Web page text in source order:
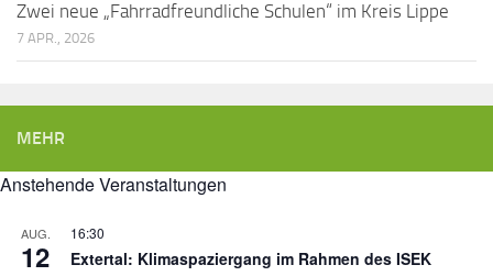
Zwei neue „Fahrradfreundliche Schulen“ im Kreis Lippe
7 APR., 2026
MEHR
Anstehende Veranstaltungen
AUG.
12
16:30
Extertal: Klimaspaziergang im Rahmen des ISEK